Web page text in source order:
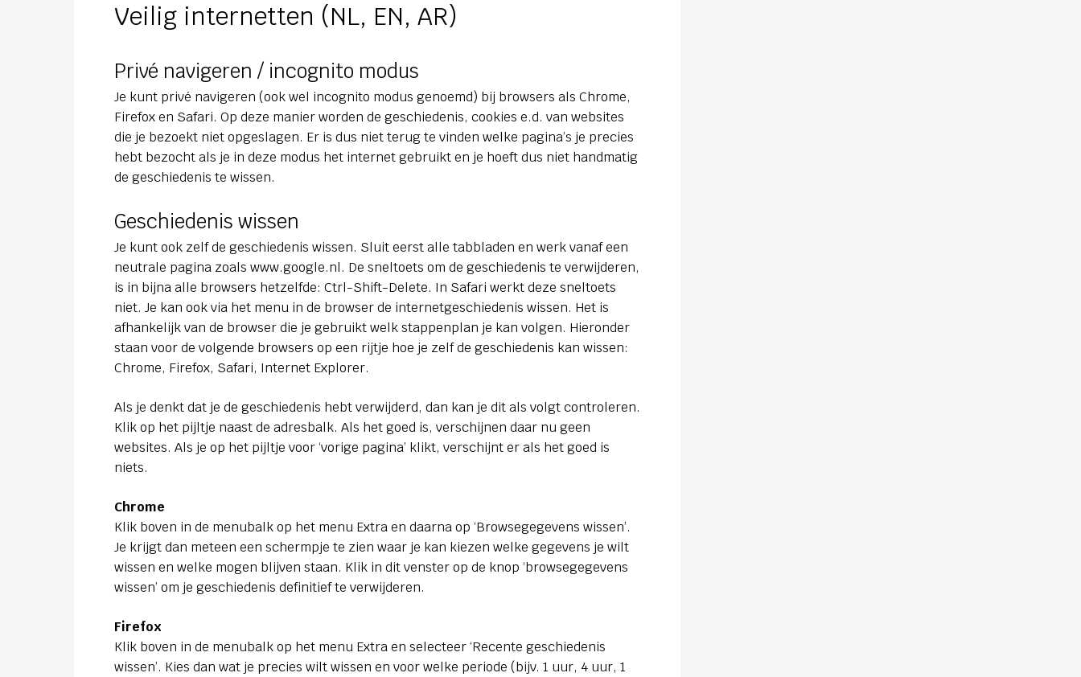
Veilig internetten (NL, EN, AR)
Privé navigeren / incognito modus
Je kunt privé navigeren (ook wel incognito modus genoemd) bij browsers als Chrome,
Firefox en Safari. Op deze manier worden de geschiedenis, cookies e.d. van websites
die je bezoekt niet opgeslagen. Er is dus niet terug te vinden welke pagina’s je precies
hebt bezocht als je in deze modus het internet gebruikt en je hoeft dus niet handmatig
de geschiedenis te wissen.
Geschiedenis wissen
Je kunt ook zelf de geschiedenis wissen. Sluit eerst alle tabbladen en werk vanaf een
neutrale pagina zoals www.google.nl. De sneltoets om de geschiedenis te verwijderen,
is in bijna alle browsers hetzelfde: Ctrl-Shift-Delete. In Safari werkt deze sneltoets
niet. Je kan ook via het menu in de browser de internetgeschiedenis wissen. Het is
afhankelijk van de browser die je gebruikt welk stappenplan je kan volgen. Hieronder
staan voor de volgende browsers op een rijtje hoe je zelf de geschiedenis kan wissen:
Chrome, Firefox, Safari, Internet Explorer.
Als je denkt dat je de geschiedenis hebt verwijderd, dan kan je dit als volgt controleren.
Klik op het pijltje naast de adresbalk. Als het goed is, verschijnen daar nu geen
websites. Als je op het pijltje voor ‘vorige pagina’ klikt, verschijnt er als het goed is
niets.
Chrome
Klik boven in de menubalk op het menu Extra en daarna op ‘Browsegegevens wissen’.
Je krijgt dan meteen een schermpje te zien waar je kan kiezen welke gegevens je wilt
wissen en welke mogen blijven staan. Klik in dit venster op de knop ‘browsegegevens
wissen’ om je geschiedenis definitief te verwijderen.
Firefox
Klik boven in de menubalk op het menu Extra en selecteer ‘Recente geschiedenis
wissen’. Kies dan wat je precies wilt wissen en voor welke periode (bijv. 1 uur, 4 uur, 1